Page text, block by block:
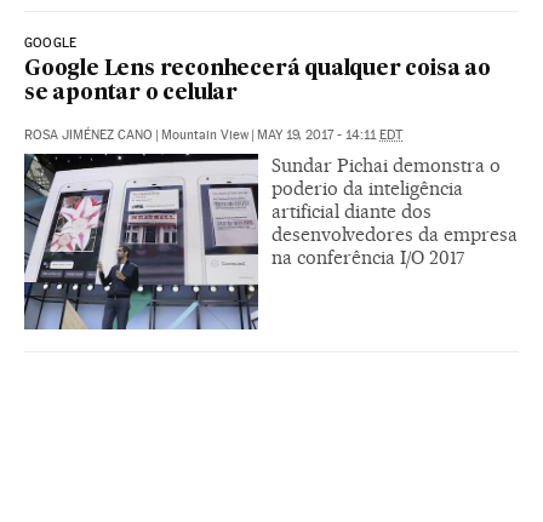
GOOGLE
Google Lens reconhecerá qualquer coisa ao
se apontar o celular
ROSA JIMÉNEZ CANO | Mountain View | MAY 19, 2017 - 14:11 EDT
Sundar Pichai demonstra o
poderio da inteligência
artificial diante dos
desenvolvedores da empresa
na conferência I/O 2017